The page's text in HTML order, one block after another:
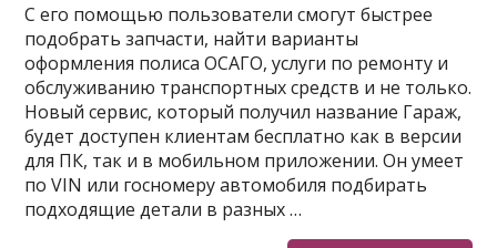
С его помощью пользователи смогут быстрее
подобрать запчасти, найти варианты
оформления полиса ОСАГО, услуги по ремонту и
обслуживанию транспортных средств и не только.
Новый сервис, который получил название Гараж,
будет доступен клиентам бесплатно как в версии
для ПК, так и в мобильном приложении. Он умеет
по VIN или госномеру автомобиля подбирать
подходящие детали в разных …